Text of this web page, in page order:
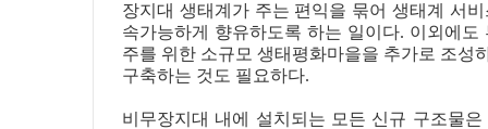
장지대 생태계가 주는 편익을 묶어 생태계 서
속가능하게 향유하도록 하는 일이다. 이외에
주를 위한 소규모 생태평화마을을 추가로 조성
구축하는 것도 필요하다.
비무장지대 내에 설치되는 모든 신규 구조물